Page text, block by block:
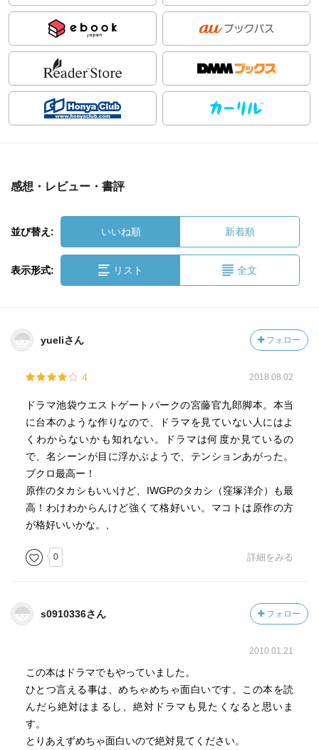
感想・レビュー・書評
並び替え: いいね順 新着順
表示形式: リスト 全文
yueliさん フォロー
4 2018.08.02
ドラマ池袋ウエストゲートパークの宮藤官九郎脚本。本当
に台本のような作りなので、ドラマを見ていない人にはよ
くわからないかも知れない。ドラマは何度か見ているの
で、名シーンが目に浮かぶようで、テンションあがった。
ブクロ最高ー！
原作のタカシもいいけど、IWGPのタカシ（窪塚洋介）も最
高！わけわからんけど強くて格好いい。マコトは原作の方
が格好いいかな。、
0 詳細をみる
s0910336さん フォロー
2010.01.21
この本はドラマでもやっていました。
ひとつ言える事は、めちゃめちゃ面白いです。この本を読
んだら絶対はまるし、絶対ドラマも見たくなると思いま
す。
とりあえずめちゃ面白いので絶対見てください。